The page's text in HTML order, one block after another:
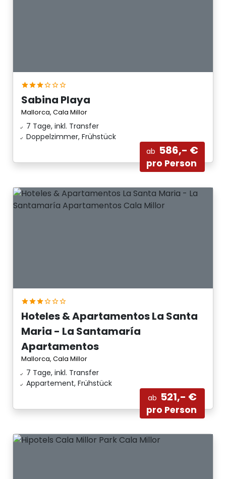
Sabina Playa
Mallorca, Cala Millor
7 Tage, inkl. Transfer
Doppelzimmer, Frühstück
ab 586,- €
pro Person
Hoteles & Apartamentos La Santa
Maria - La Santamaría
Apartamentos
Mallorca, Cala Millor
7 Tage, inkl. Transfer
Appartement, Frühstück
ab 521,- €
pro Person